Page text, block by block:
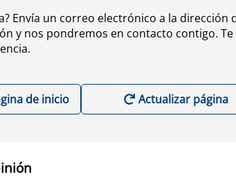
Envía un correo electrónico a la dirección
y nos pondremos en contacto contigo. Te
de inicio Actualizar página